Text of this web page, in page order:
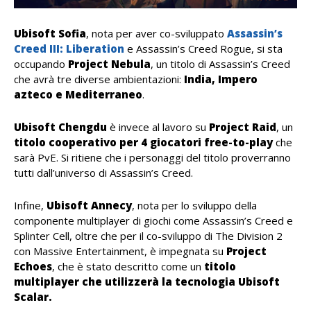
Ubisoft Sofia, nota per aver co-sviluppato Assassin’s
Creed III: Liberation e Assassin’s Creed Rogue, si sta
occupando Project Nebula, un titolo di Assassin’s Creed
che avrà tre diverse ambientazioni: India, Impero
azteco e Mediterraneo.
Ubisoft Chengdu è invece al lavoro su Project Raid, un
titolo cooperativo per 4 giocatori free-to-playche
sarà PvE. Si ritiene che i personaggi del titolo proverranno
tutti dall’universo di Assassin’s Creed.
Infine, Ubisoft Annecy, nota per lo sviluppo della
componente multiplayer di giochi come Assassin’s Creed e
Splinter Cell, oltre che per il co-sviluppo di The Division 2
con Massive Entertainment, è impegnata su Project
Echoes, che è stato descritto come un titolo
multiplayer che utilizzerà la tecnologia Ubisoft
Scalar.